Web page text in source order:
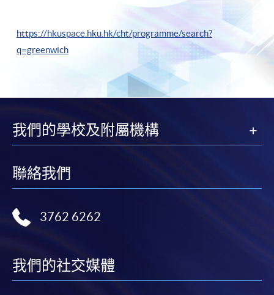
https://hkuspace.hku.hk/cht/programme/search?
q=greenwich
我們的學校及附屬機構
聯絡我們
3762 6262
我們的社交媒體